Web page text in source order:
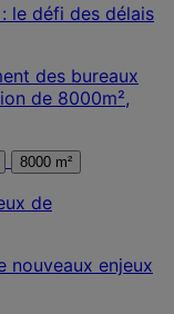
le défi des délais
des bureaux
de 8000m²,
8000 m²
nouveaux enjeux